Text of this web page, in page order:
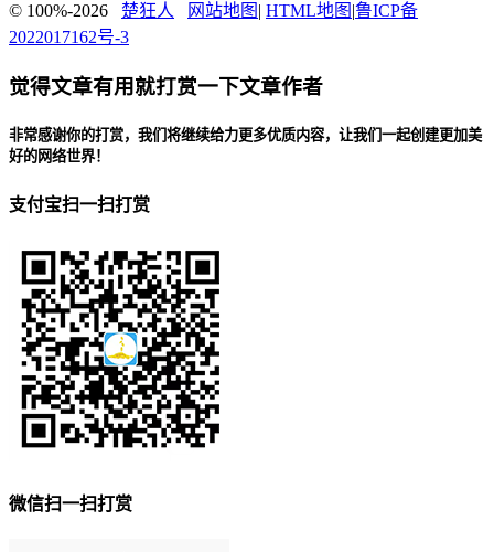
© 100%-2026 楚狂人 网站地图 | HTML地图 |鲁ICP备
2022017162号-3
觉得文章有用就打赏一下文章作者
非常感谢你的打赏，我们将继续给力更多优质内容，让我们一起创建更加美
好的网络世界！
支付宝扫一扫打赏
微信扫一扫打赏